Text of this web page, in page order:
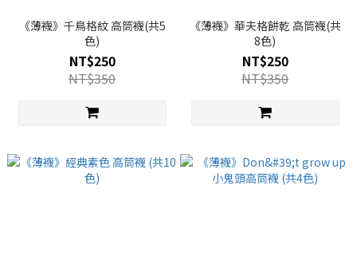
《薄襪》千鳥格紋 高筒襪(共5
色)
NT$250
NT$350
《薄襪》華夫格餅乾 高筒襪(共
8色)
NT$250
NT$350